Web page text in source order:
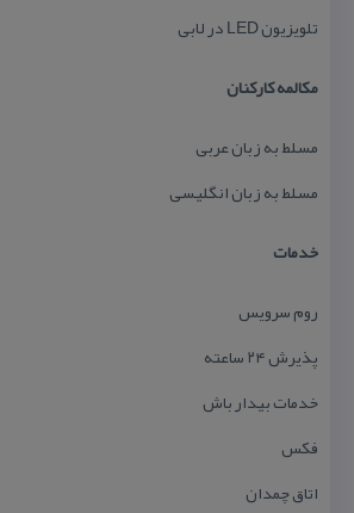
تلویزیون LED در لابی
مكالمه كاركنان
مسلط به زبان عربی
مسلط به زبان انگلیسی
خدمات
روم سرویس
پذیرش ۲۴ ساعته
خدمات بیدار باش
فكس
اتاق چمدان